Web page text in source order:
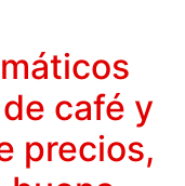
café y
precios,